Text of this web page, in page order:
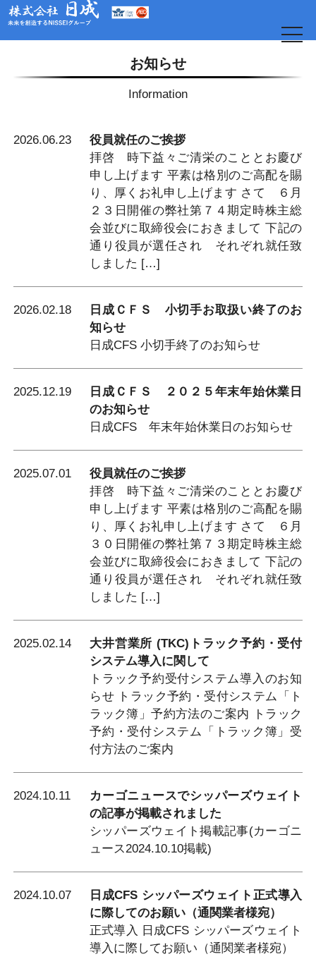
t
o
l
t
i
o
n
お知らせ
Information
2026.06.23
役員就任のご挨拶
拝啓 時下益々ご清栄のこととお慶び
申し上げます 平素は格別のご高配を賜
り、厚くお礼申し上げます さて ６月
２３日開催の弊社第７４期定時株主総
会並びに取締役会におきまして 下記の
通り役員が選任され それぞれ就任致
しました […]
2026.02.18
日成ＣＦＳ 小切手お取扱い終了のお
知らせ
日成CFS 小切手終了のお知らせ
2025.12.19
日成ＣＦＳ ２０２５年末年始休業日
のお知らせ
日成CFS 年末年始休業日のお知らせ
2025.07.01
役員就任のご挨拶
拝啓 時下益々ご清栄のこととお慶び
申し上げます 平素は格別のご高配を賜
り、厚くお礼申し上げます さて ６月
３０日開催の弊社第７３期定時株主総
会並びに取締役会におきまして 下記の
通り役員が選任され それぞれ就任致
しました […]
2025.02.14
大井営業所 (TKC)トラック予約・受付
システム導入に関して
トラック予約受付システム導入のお知
らせ トラック予約・受付システム「ト
ラック簿」予約方法のご案内 トラック
予約・受付システム「トラック簿」受
付方法のご案内
2024.10.11
カーゴニュースでシッパーズウェイト
の記事が掲載されました
シッパーズウェイト掲載記事(カーゴニ
ュース2024.10.10掲載)
2024.10.07
日成CFS シッパーズウェイト正式導入
に際してのお願い（通関業者様宛）
正式導入 日成CFS シッパーズウェイト
導入に際してお願い（通関業者様宛）